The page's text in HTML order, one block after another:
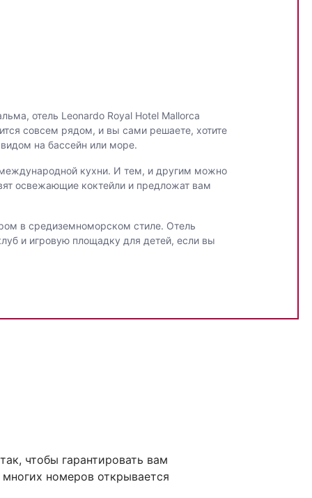
отель Leonardo Royal Hotel Mallorca
совсем рядом, и вы сами решаете, хотите
на бассейн или море.
кухни. И тем, и другим можно
освежающие коктейли и предложат вам
в средиземноморском стиле. Отель
и игровую площадку для детей, если вы
чтобы гарантировать вам
номеров открывается